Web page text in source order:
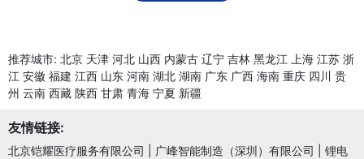
推荐城市: 北京 天津 河北 山西 内蒙古 辽宁 吉林 黑龙江 上海 江苏 浙
江 安徽 福建 江西 山东 河南 湖北 湖南 广东 广西 海南 重庆 四川 贵
州 云南 西藏 陕西 甘肃 青海 宁夏 新疆
友情链接:
北京铠耀医疗服务有限公司 广峰智能制造（深圳）有限公司
锂电